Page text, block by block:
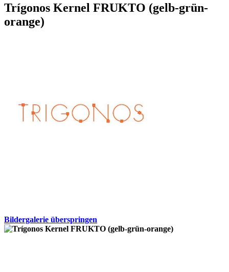
Trígonos Kernel FRUKTO (gelb-grün-
orange)
Bildergalerie überspringen